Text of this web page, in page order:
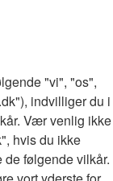
"vi", "os",
indvilliger du i
Vær venlig ikke
hvis du ikke
følgende vilkår.